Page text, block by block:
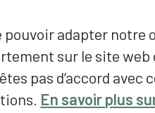
pouvoir adapter notre
sur le site web
pas d’accord
En savoir plus